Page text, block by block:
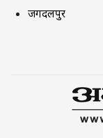
जगदलपुर